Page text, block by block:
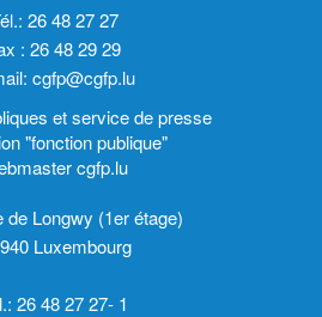
26 48 27 27
: 26 48 29 29
cgfp@cgfp.lu
et service de presse
"fonction publique"
cgfp.lu
de Longwy (1er étage)
Luxembourg
26 48 27 27- 1